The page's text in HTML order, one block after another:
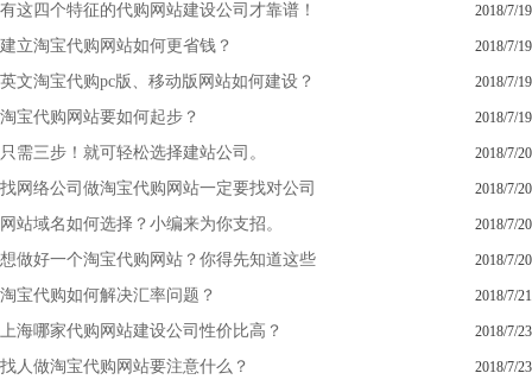
有这四个特征的代购网站建设公司才靠谱！ 2018/7/19
建立淘宝代购网站如何更省钱？ 2018/7/19
英文淘宝代购pc版、移动版网站如何建设？ 2018/7/19
淘宝代购网站要如何起步？ 2018/7/19
只需三步！就可轻松选择建站公司。 2018/7/20
找网络公司做淘宝代购网站一定要找对公司 2018/7/20
网站域名如何选择？小编来为你支招。 2018/7/20
想做好一个淘宝代购网站？你得先知道这些 2018/7/20
淘宝代购如何解决汇率问题？ 2018/7/21
上海哪家代购网站建设公司性价比高？ 2018/7/23
找人做淘宝代购网站要注意什么？ 2018/7/23